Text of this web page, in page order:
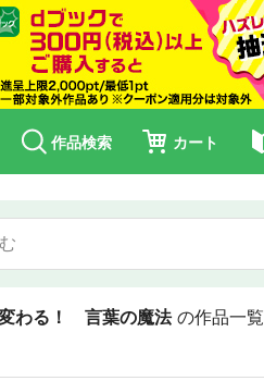
作品検索 カート
わる！ 言葉の魔法 の作品一覧